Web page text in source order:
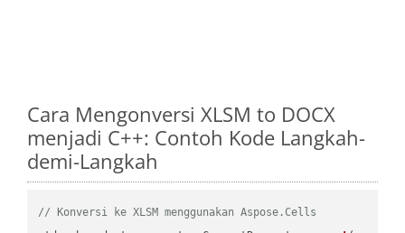
Cara Mengonversi XLSM to DOCX
menjadi C++: Contoh Kode Langkah-
demi-Langkah
// Konversi ke XLSM menggunakan Aspose.Cells